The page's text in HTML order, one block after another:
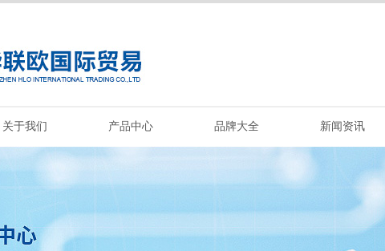
关于我们 产品中心 品牌大全 新闻资讯